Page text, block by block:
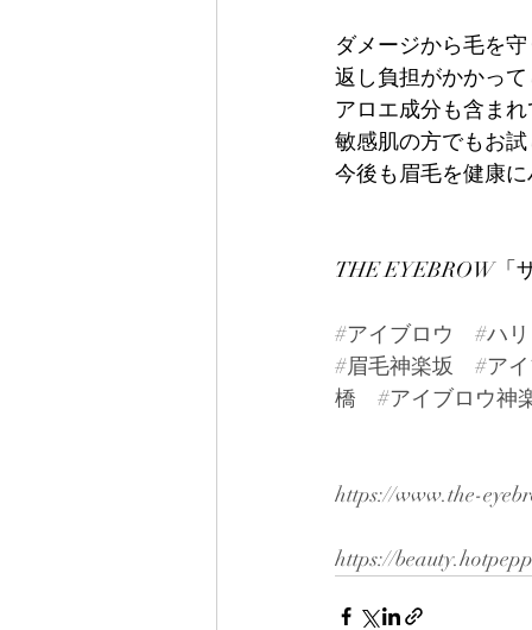
ダメージから毛を
返し負担がかかっ
アロエ成分も含ま
敏感肌の方でもお
今後も眉毛を健康
THE EYEBROW「
#アイブロウ
#ハ
#眉毛神楽坂
#ア
橋
#アイブロウ神
https://www.the-
https://